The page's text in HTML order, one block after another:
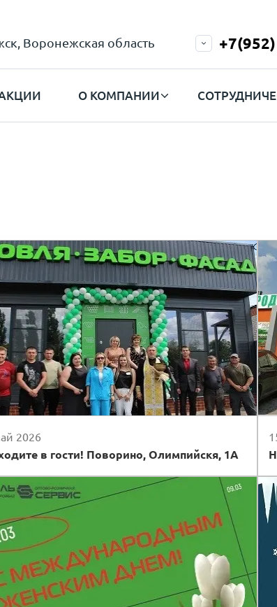
Воронежская область
О КОМПАНИИ
2026
в гости! Поворино, Олимпийскя, 1А